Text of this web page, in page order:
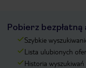
Pobierz bezpłatną
Szybkie
Lista ulubionych
Historia